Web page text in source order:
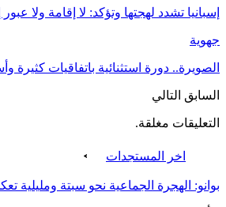
إسبانيا تشدد لهجتها وتؤكد: لا إقامة ولا عبور
جهوية
الصويرة.. دورة استثنائية باتفاقيات كثيرة
السابق التالي
التعليقات مغلقة.
اخر المستجدات
بوانو: الهجرة الجماعية نحو سبتة